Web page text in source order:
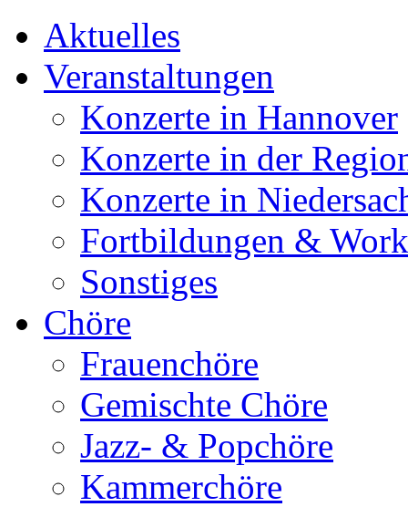
Aktuelles
Veranstaltungen
Konzerte in Hannover
Konzerte in der
Konzerte in
Fortbildungen &
Sonstiges
Chöre
Frauenchöre
Gemischte Chöre
Jazz- & Popchöre
Kammerchöre